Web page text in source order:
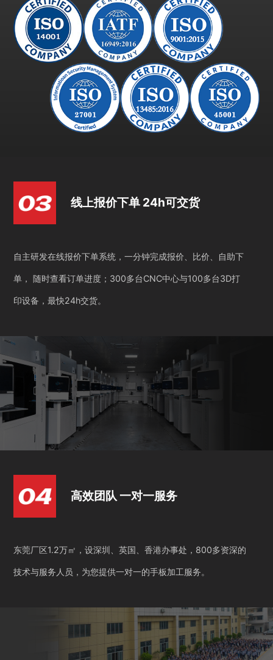
线上报价下单 24h可交货
自主研发在线报价下单系统，一分钟完成报价、比价、自助下
单， 随时查看订单进度；300多台CNC中心与100多台3D打
印设备，最快24h交货。
高效团队 一对一服务
东莞厂区1.2万㎡，设深圳、英国、香港办事处，800多资深的
技术与服务人员，为您提供一对一的手板加工服务。